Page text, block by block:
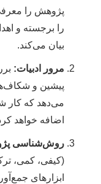
پژوهش را
را برجسته و
بیان می‌کند.
مرور ادبیات:
پیشین و
می‌دهد که کار
اضافه خواهد
روش‌شناسی
(کیفی، کمی،
ابزارهای